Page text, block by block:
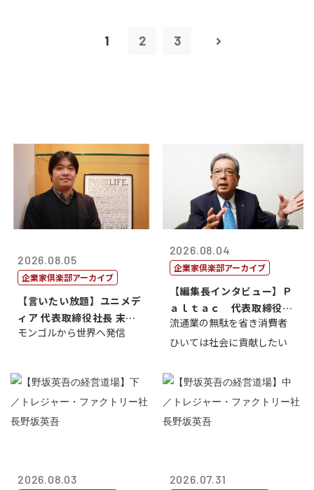
1 2 3
2026.08.05
企業家倶楽部アーカイブ
【言いたい放題】ユニメデ
ィア 代表取締役社長 末田
真
モンゴルから世界へ発信
2026.08.04
企業家倶楽部アーカイブ
【編集長インタビュー】Ｐ
ａｌｔａｃ 代表取締役会
長三木田國夫
流通業の無駄を省き消費者
ひいては社会に貢献したい
2026.08.03 2026.07.31